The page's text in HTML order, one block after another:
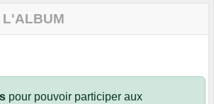
L'ALBUM
pour pouvoir participer aux